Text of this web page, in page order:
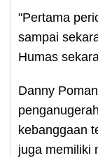
"Pertama
sampai
Humas
Danny
kebanggaan
juga memiliki